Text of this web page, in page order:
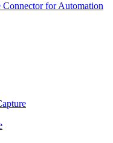
for Automation